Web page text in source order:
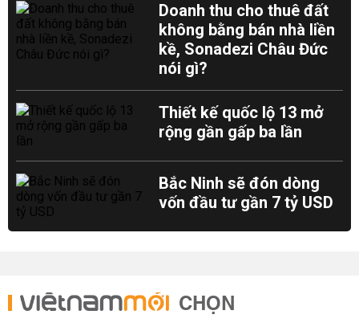
Doanh thu cho thuê đất
không bằng bán nhà liền
kề, Sonadezi Châu Đức
nói gì?
Thiết kế quốc lộ 13 mở
rộng gần gấp ba lần
Bắc Ninh sẽ đón dòng
vốn đầu tư gần 7 tỷ USD
CHỌN